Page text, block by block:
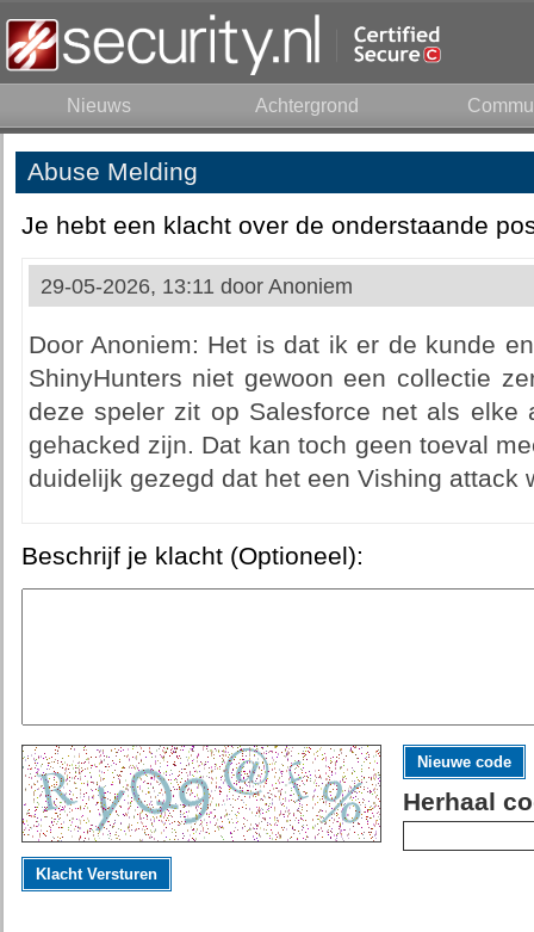
Nieuws Achtergrond
Abuse Melding
Je hebt een klacht over de onderstaande
29-05-2026, 13:11 door Anoniem
Door Anoniem: Het is dat ik er de kunde
ShinyHunters niet gewoon een collectie
deze speler zit op Salesforce net als elke
gehacked zijn. Dat kan toch geen toeval
duidelijk gezegd dat het een Vishing attack
Beschrijf je klacht (Optioneel):
Nieuwe code
Herhaal
Klacht Versturen